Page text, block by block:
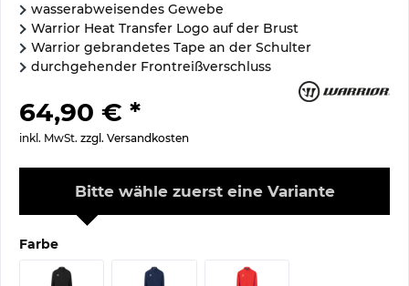
wasserabweisendes Gewebe
Warrior Heat Transfer Logo auf der Brust
Warrior gebrandetes Tape an der Schulter
durchgehender Frontreißverschluss
64,90 € *
inkl. MwSt. zzgl. Versandkosten
Bitte wähle zuerst eine Variante
Farbe